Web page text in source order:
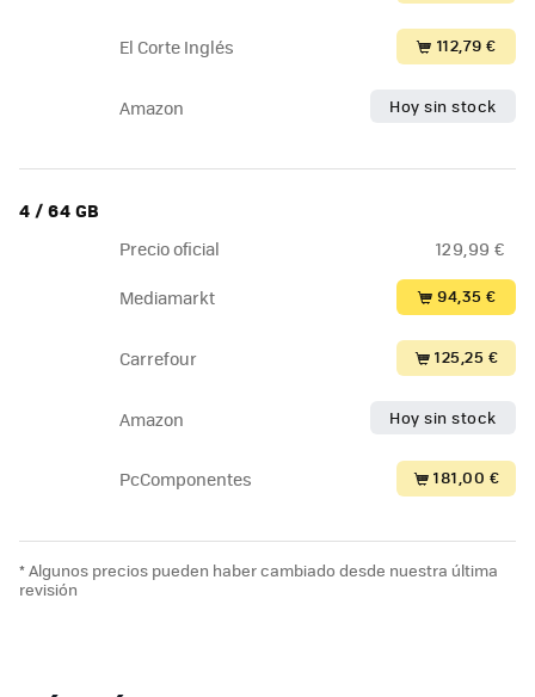
El Corte Inglés 112,79 €
Amazon Hoy sin stock
4 / 64 GB
Precio oficial 129,99 €
Mediamarkt 94,35 €
Carrefour 125,25 €
Amazon Hoy sin stock
PcComponentes 181,00 €
* Algunos precios pueden haber cambiado desde nuestra última
revisión